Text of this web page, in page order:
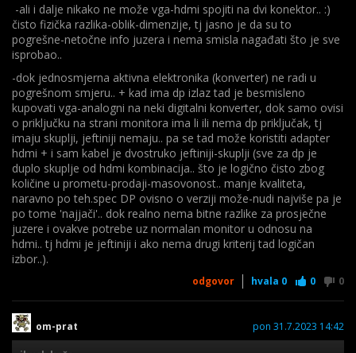
RedHill kaže...
-tad treba nabaviti (nešto skuplji) dp-hdmi adapter ili
kabel..
-ispravak čega? tog da nema dvi? pa što? .. ili što je tad juzer
spajao na što,dok kaže da je spojio na sva tri .. tj juzer
treba dati kvalitetne info ako želi dobiti kvalitetan odgovor
dok se ovako šamaramo pokvarenim telefonom i tek iz
osmog pokušaja imamo nešto upotrebljivo.. :) ..
-ostatak, malo se uspori, s čime se točno ne slažeš (ili misliš
da je palac lajkanje?) :) .. nije. Ispravi netočno može i bez
citata itd.
-po svemu što se da između redova pročitati, juzer je kupio
hdmi-na-vga konverter.. treba dp-hdmi adapter ili vga-na-
hdmi konverter, sve ostalo neće raditi ili je nepotrebno-
besmisleno, skuplje..
Pretpostavljam da je minja input monitora na botun tj ima dvi
ulaz na monitoru
-ali i dalje nikako ne može vga-hdmi spojiti na dvi konektor.. :)
čisto fizička razlika-oblik-dimenzije, tj jasno je da su to
pogrešne-netočne info juzera i nema smisla nagađati što je sve
isprobao..
-dok jednosmjerna aktivna elektronika (konverter) ne radi u
pogrešnom smjeru.. + kad ima dp izlaz tad je besmisleno
kupovati vga-analogni na neki digitalni konverter, dok samo ovisi
o priključku na strani monitora ima li ili nema dp priključak, tj
imaju skuplji, jeftiniji nemaju.. pa se tad može koristiti adapter
hdmi + i sam kabel je dvostruko jeftiniji-skuplji (sve za dp je
duplo skuplje od hdmi kombinacija.. što je logično čisto zbog
količine u prometu-prodaji-masovonost.. manje kvaliteta,
naravno po teh.spec DP ovisno o verziji može-nudi najviše pa je
po tome 'najjači'.. dok realno nema bitne razlike za prosječne
juzere i ovakve potrebe uz normalan monitor u odnosu na
hdmi.. tj hdmi je jeftiniji i ako nema drugi kriterij tad logičan
izbor..).
odgovor hvala 0 0 0
om-prat pon 31.7.2023 14:42